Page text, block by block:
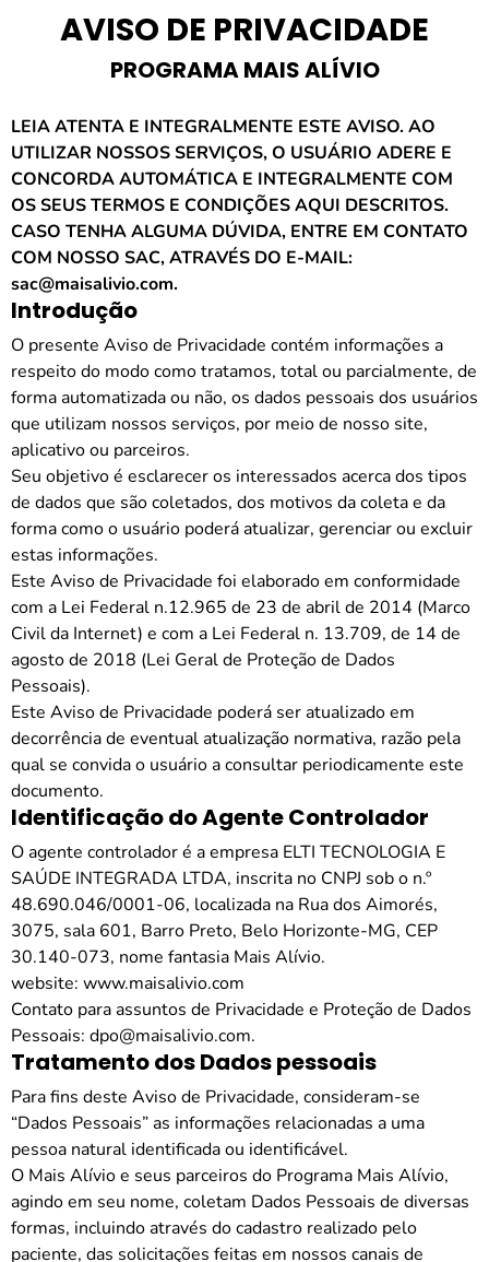
AVISO DE PRIVACIDADE
PROGRAMA MAIS ALÍVIO
LEIA ATENTA E INTEGRALMENTE ESTE AVISO. AO
UTILIZAR NOSSOS SERVIÇOS, O USUÁRIO ADERE E
CONCORDA AUTOMÁTICA E INTEGRALMENTE COM
OS SEUS TERMOS E CONDIÇÕES AQUI DESCRITOS.
CASO TENHA ALGUMA DÚVIDA, ENTRE EM CONTATO
COM NOSSO SAC, ATRAVÉS DO E-MAIL:
sac@maisalivio.com.
Introdução
O presente Aviso de Privacidade contém informações a
respeito do modo como tratamos, total ou parcialmente, de
forma automatizada ou não, os dados pessoais dos usuários
que utilizam nossos serviços, por meio de nosso site,
aplicativo ou parceiros.
Seu objetivo é esclarecer os interessados acerca dos tipos
de dados que são coletados, dos motivos da coleta e da
forma como o usuário poderá atualizar, gerenciar ou excluir
estas informações.
Este Aviso de Privacidade foi elaborado em conformidade
com a Lei Federal n.12.965 de 23 de abril de 2014 (Marco
Civil da Internet) e com a Lei Federal n. 13.709, de 14 de
agosto de 2018 (Lei Geral de Proteção de Dados
Pessoais).
Este Aviso de Privacidade poderá ser atualizado em
decorrência de eventual atualização normativa, razão pela
qual se convida o usuário a consultar periodicamente este
documento.
Identificação do Agente Controlador
O agente controlador é a empresa ELTI TECNOLOGIA E
SAÚDE INTEGRADA LTDA, inscrita no CNPJ sob o n.º
48.690.046/0001-06, localizada na Rua dos Aimorés,
3075, sala 601, Barro Preto, Belo Horizonte-MG, CEP
30.140-073, nome fantasia Mais Alívio.
website: www.maisalivio.com
Contato para assuntos de Privacidade e Proteção de Dados
Pessoais: dpo@maisalivio.com.
Tratamento dos Dados pessoais
Para fins deste Aviso de Privacidade, consideram-se
“Dados Pessoais” as informações relacionadas a uma
pessoa natural identificada ou identificável.
O Mais Alívio e seus parceiros do Programa Mais Alívio,
agindo em seu nome, coletam Dados Pessoais de diversas
formas, incluindo através do cadastro realizado pelo
paciente, das solicitações feitas em nossos canais de